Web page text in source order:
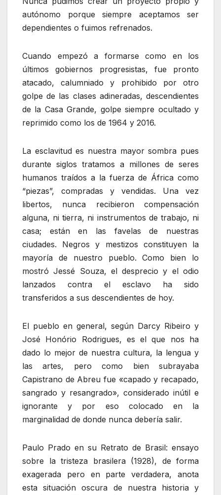
autónomo porque siempre aceptamos ser
dependientes o fuimos refrenados.
Cuando empezó a formarse como en los
últimos gobiernos progresistas, fue pronto
atacado, calumniado y prohibido por otro
golpe de las clases adineradas, descendientes
de la Casa Grande, golpe siempre ocultado y
reprimido como los de 1964 y 2016.
La esclavitud es nuestra mayor sombra pues
durante siglos tratamos a millones de seres
humanos traídos a la fuerza de África como
“piezas”, compradas y vendidas. Una vez
libertos, nunca recibieron compensación
alguna, ni tierra, ni instrumentos de trabajo, ni
casa; están en las favelas de nuestras
ciudades. Negros y mestizos constituyen la
mayoría de nuestro pueblo. Como bien lo
mostró Jessé Souza, el desprecio y el odio
lanzados contra el esclavo ha sido
transferidos a sus descendientes de hoy.
El pueblo en general, según Darcy Ribeiro y
José Honório Rodrigues, es el que nos ha
dado lo mejor de nuestra cultura, la lengua y
las artes, pero como bien subrayaba
Capistrano de Abreu fue «capado y recapado,
sangrado y resangrado», considerado inútil e
ignorante y por eso colocado en la
marginalidad de donde nunca debería salir.
Paulo Prado en su Retrato de Brasil: ensayo
sobre la tristeza brasilera (1928), de forma
exagerada pero en parte verdadera, anota
esta situación oscura de nuestra historia y